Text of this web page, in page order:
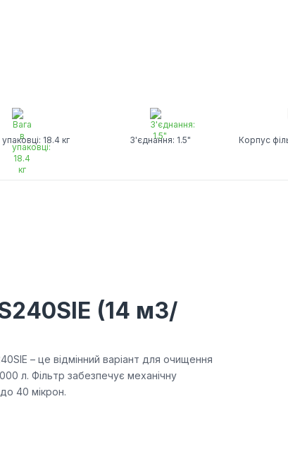
18.4 кг З'єднання: 1.5" Корпус
(14 м3/
– це відмінний варіант для очищення
л. Фільтр забезпечує механічну
40 мікрон.